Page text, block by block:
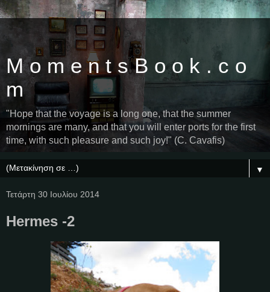
M o m e n t s B o o k . c o
m
"Hope that the voyage is a long one, that the summer
mornings are many, and that you will enter ports for the first
time, with such pleasure and such joy!" (C. Cavafis)
▼
Τετάρτη 30 Ιουλίου 2014
Hermes -2